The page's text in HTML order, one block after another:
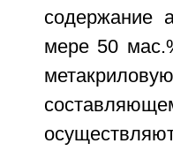
содержание
мере 50